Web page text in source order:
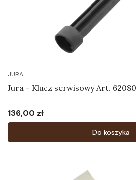
JURA
Jura - Klucz serwisowy Art. 62080
Cena
136,00 zł
Do koszyka